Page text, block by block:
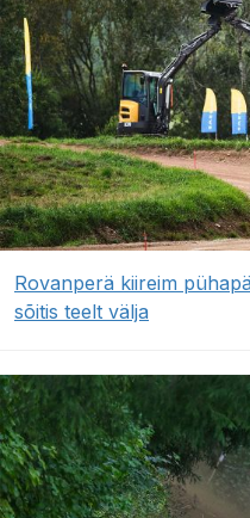
Rovanperä kiireim
sõitis teelt välja